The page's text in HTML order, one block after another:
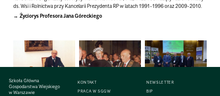
ds. Wsi i Rolnictwa przy Kancelarii Prezydenta RP w latach 1991-1996 oraz 2009-2010.
Życiorys Profesora Jana Góreckiego
prof. Jan Górecki
Szkoła Główna
Gospodarstwa Wiejskiego
w Warszawie
KONTAKT
PRACA W SGGW
NEWSLETTER
BIP